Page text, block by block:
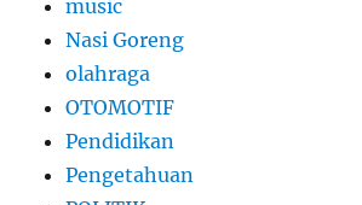
music
Nasi Goreng
olahraga
OTOMOTIF
Pendidikan
Pengetahuan